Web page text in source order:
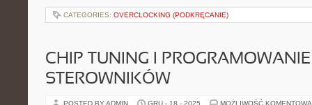
CATEGORIES: OVERCLOCKING (PODKRĘCANIE)
CHIP TUNING I PROGRAMOWANIE
STEROWNIKÓW
POSTED BY ADMIN GRU - 18 - 2025 MOŻLIWOŚĆ